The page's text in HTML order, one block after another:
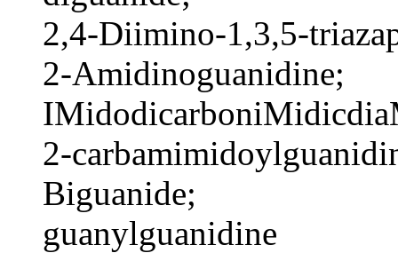
2,4-Diimino-1,3,5-
2-Amidinoguanidine;
2-
Biguanide;
guanylguanidine